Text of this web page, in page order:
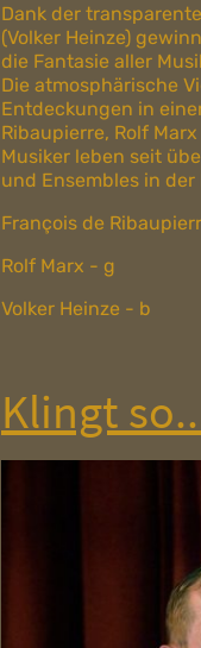
Dank der
(Volker Heinze)
die Fantasie aller
Die atmosphärische
Entdeckungen in
Ribaupierre, Rolf
Musiker leben seit
und Ensembles in
François de
Rolf Marx - g
Volker Heinze - b
Klingt